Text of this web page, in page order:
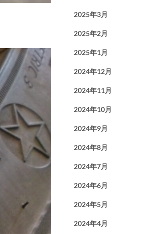
2025年3月
2025年2月
2025年1月
2024年12月
2024年11月
2024年10月
2024年9月
2024年8月
2024年7月
2024年6月
2024年5月
2024年4月